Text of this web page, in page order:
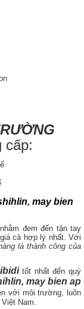
cấp:
, may bien
đem đến tận tay
cả hợp lý nhất. Với
là thành công của
tốt nhất đến quý
may bien ap
với môi trường, luôn
Nam.